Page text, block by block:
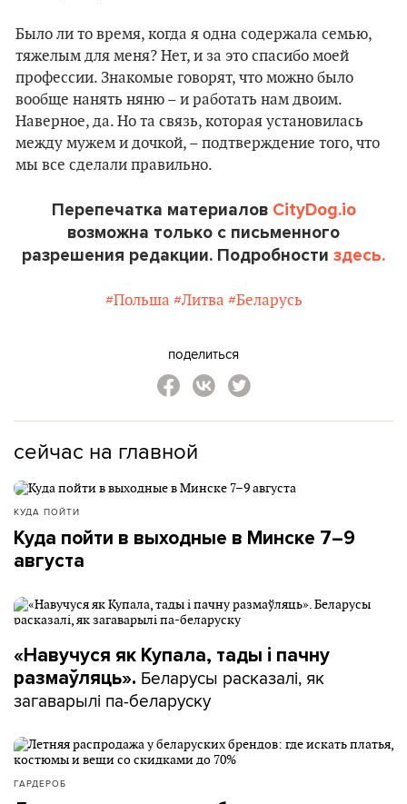
Было ли то время, когда я одна содержала семью,
тяжелым для меня? Нет, и за это спасибо моей
профессии. Знакомые говорят, что можно было
вообще нанять няню – и работать нам двоим.
Наверное, да. Но та связь, которая установилась
между мужем и дочкой, – подтверждение того, что
мы все сделали правильно.
Перепечатка материалов CityDog.io
возможна только с письменного
разрешения редакции. Подробности здесь.
#Польша #Литва #Беларусь
поделиться
сейчас на главной
КУДА ПОЙТИ
Куда пойти в выходные в Минске 7–9
августа
«Навучуся як Купала, тады і пачну
размаўляць». Беларусы расказалі, як
загаварылі па-беларуску
ГАРДЕРОБ